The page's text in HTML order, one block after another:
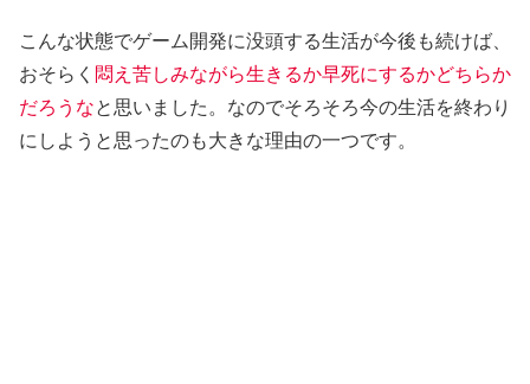
こんな状態でゲーム開発に没頭する生活が今後も続けば、
おそらく 悶え苦しみながら生きるか早死にするかどちらか
だろうなと思いました。なのでそろそろ今の生活を終わり
にしようと思ったのも大きな理由の一つです。